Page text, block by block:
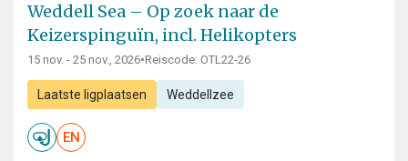
Weddell Sea – Op zoek naar de
Keizerspinguïn, incl. Helikopters
15 nov. - 25 nov., 2026•Reiscode: OTL22-26
Laatste ligplaatsen Weddellzee
EN